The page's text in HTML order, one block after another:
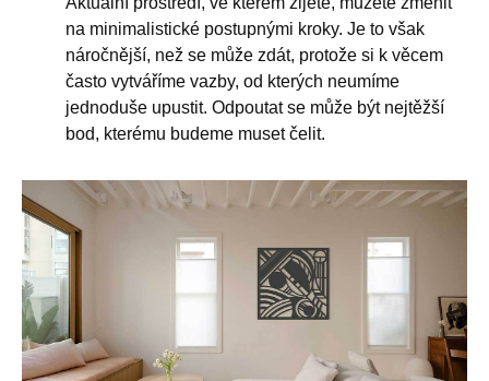
na minimalistické postupnými kroky. Je to však
náročnější, než se může zdát, protože si k věcem
často vytváříme vazby, od kterých neumíme
jednoduše upustit. Odpoutat se může být nejtěžší
bod, kterému budeme muset čelit.